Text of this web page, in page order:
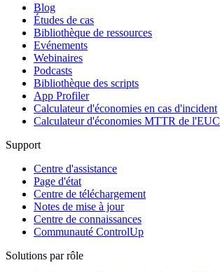
Blog
Études de cas
Bibliothèque de ressources
Evénements
Webinaires
Podcasts
Bibliothèque des scripts
App Profiler
Calculateur d'économies en cas d'incident
Calculateur d'économies MTTR de l'EUC
Support
Centre d'assistance
Page d'état
Centre de téléchargement
Notes de mise à jour
Centre de connaissances
Communauté ControlUp
Solutions par rôle